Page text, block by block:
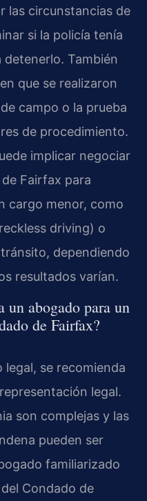
las circunstancias de
si la policía tenía
detenerlo. También
que se realizaron
campo o la prueba
de procedimiento.
implicar negociar
Fairfax para
cargo menor, como
driving) o
dependiendo
resultados varían.
un abogado para un
de Fairfax?
legal, se recomienda
legal.
son complejas y las
pueden ser
familiarizado
Condado de